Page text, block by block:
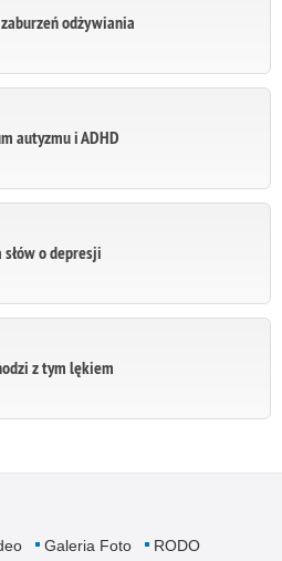
odżywiania
autyzmu i ADHD
o depresji
z tym lękiem
Galeria Foto
RODO